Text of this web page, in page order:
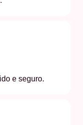
e seguro.